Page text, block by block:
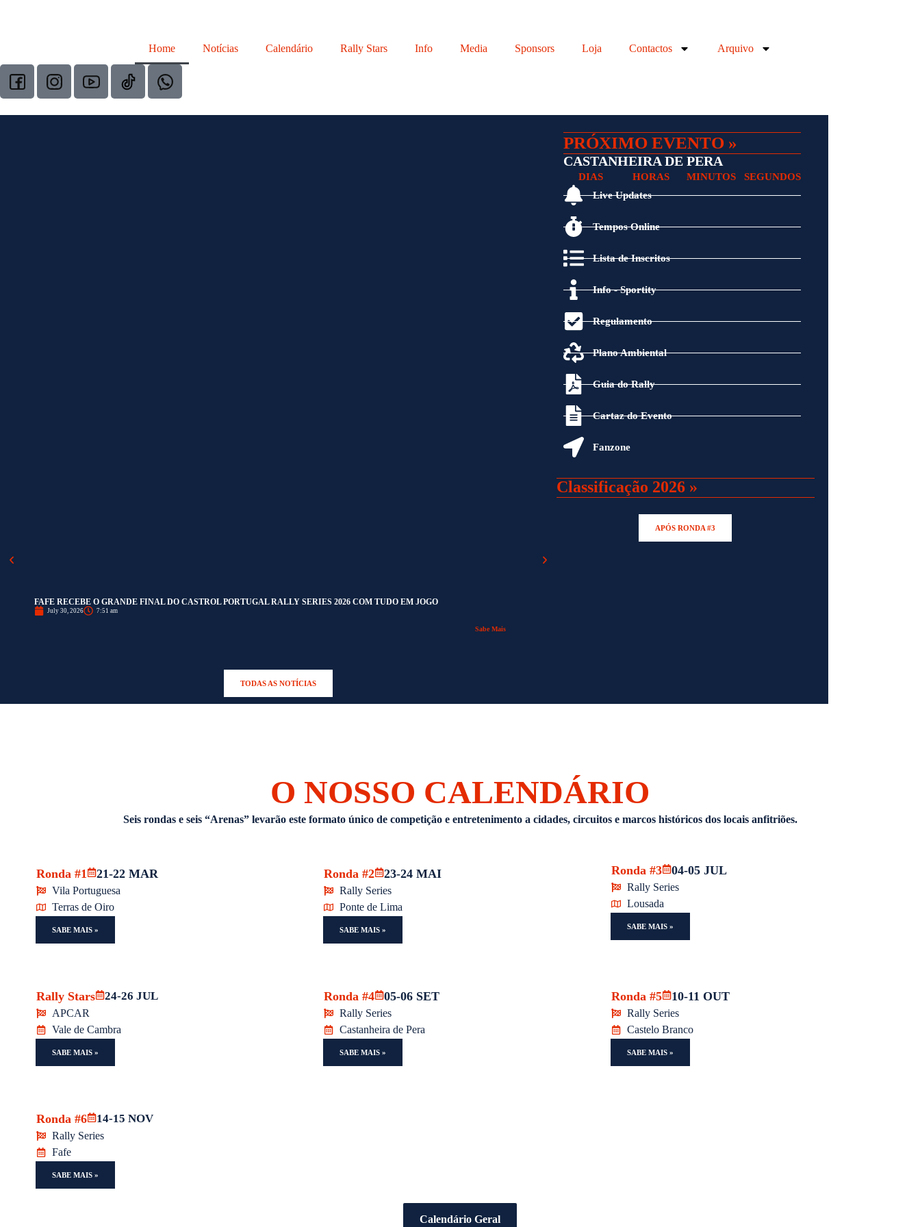
Home Notícias Calendário Rally Stars Info Media Sponsors Loja Contactos Arquivo
PRÓXIMO EVENTO »
CASTANHEIRA DE PERA​
DIAS HORAS MINUTOS
SEGUNDOS
Live Updates
Tempos Online
Lista de Inscritos
Info - Sportity
Regulamento
Plano Ambiental
Guia do Rally
Cartaz do Evento
Fanzone
FAFE RECEBE O GRANDE FINAL DO CASTROL PORTUGAL RALLY SERIES 2026 COM TUDO EM JOGO
July 30, 2026 7:51 am
Sabe Mais
TODAS AS NOTÍCIAS
Classificação 2026 »
APÓS RONDA #3
O NOSSO CALENDÁRIO
Seis rondas e seis “Arenas” levarão este formato único de competição e entretenimento a cidades, circuitos e marcos históricos dos locais anfitriões.
Ronda #1 21-22 MAR
Vila Portuguesa
Terras de Oiro
SABE MAIS »
Ronda #2 23-24 MAI
Rally Series
Ponte de Lima
SABE MAIS »
Ronda #3 04-05 JUL
Rally Series
Lousada
SABE MAIS »
Rally Stars 24-26 JUL
APCAR
Vale de Cambra
SABE MAIS »
Ronda #4 05-06 SET
Rally Series
Castanheira de Pera
SABE MAIS »
Ronda #5 10-11 OUT
Rally Series
Castelo Branco
SABE MAIS »
Ronda #6 14-15 NOV
Rally Series
Fafe
SABE MAIS »
Calendário Geral